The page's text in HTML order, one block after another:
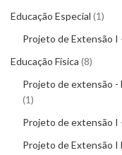
Educação Especial 1
Projeto de Extensão I
Educação Física 8
Projeto de extensão -
1
Projeto de extensão I
Projeto de Extensão I